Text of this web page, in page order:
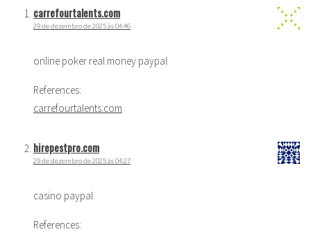
carrefourtalents.com
29 de dezembro de 2025 às 04:46
online poker real money paypal
References:
carrefourtalents.com
hirepestpro.com
29 de dezembro de 2025 às 04:27
casino paypal
References: